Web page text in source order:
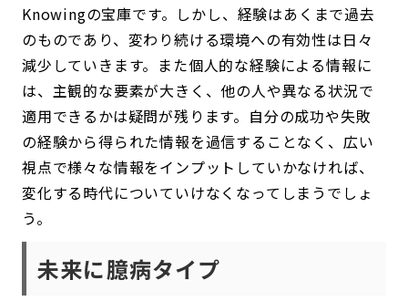
Knowingの宝庫です。しかし、経験はあくまで過去
のものであり、変わり続ける環境への有効性は日々
減少していきます。また個人的な経験による情報に
は、主観的な要素が大きく、他の人や異なる状況で
適用できるかは疑問が残ります。自分の成功や失敗
の経験から得られた情報を過信することなく、広い
視点で様々な情報をインプットしていかなければ、
変化する時代についていけなくなってしまうでしょ
う。
未来に臆病タイプ